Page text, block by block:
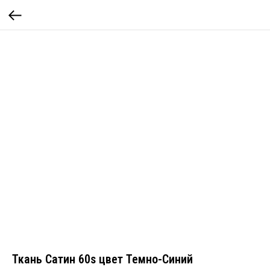
Ткань Сатин 60s цвет Темно-Синий